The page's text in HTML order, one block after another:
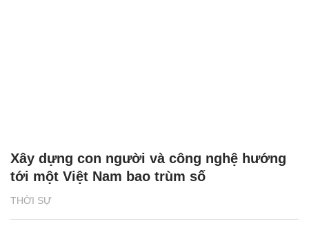
THỜI SỰ
Xây dựng con người và công nghệ hướng
tới một Việt Nam bao trùm số